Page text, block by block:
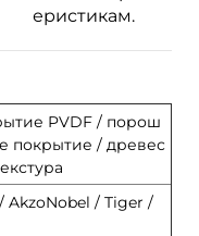
еристикам.
PVDF / порош
покрытие / древес
AkzoNobel / Tiger /